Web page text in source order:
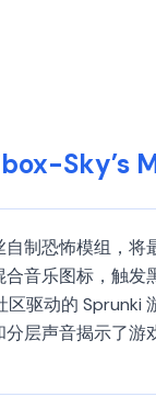
Sky’s
制恐怖模组，
音乐图标，触
驱动的
层声音揭示了